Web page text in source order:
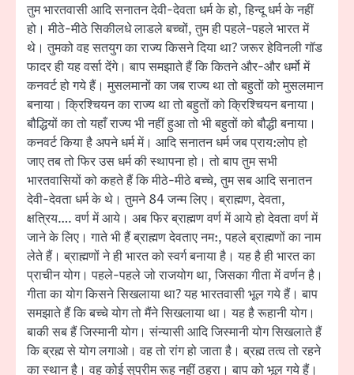
तुम भारतवासी आदि सनातन देवी-देवता धर्म के हो, हिन्दू धर्म के नहीं
हो। मीठे-मीठे सिकीलधे लाडले बच्चों, तुम ही पहले-पहले भारत में
थे। तुमको वह सतयुग का राज्य किसने दिया था? जरूर हेविनली गॉड
फादर ही यह वर्सा देंगे। बाप समझाते हैं कि कितने और-और धर्मो में
कनवर्ट हो गये हैं। मुसलमानों का जब राज्य था तो बहुतों को मुसलमान
बनाया। क्रिश्चियन का राज्य था तो बहुतों को क्रिश्चियन बनाया।
बौद्धियों का तो यहाँ राज्य भी नहीं हुआ तो भी बहुतों को बौद्धी बनाया।
कनवर्ट किया है अपने धर्म में। आदि सनातन धर्म जब प्राय:लोप हो
जाए तब तो फिर उस धर्म की स्थापना हो। तो बाप तुम सभी
भारतवासियों को कहते हैं कि मीठे-मीठे बच्चे, तुम सब आदि सनातन
देवी-देवता धर्म के थे। तुमने 84 जन्म लिए। ब्राह्मण, देवता,
क्षत्रिय…. वर्ण में आये। अब फिर ब्राह्मण वर्ण में आये हो देवता वर्ण में
जाने के लिए। गाते भी हैं ब्राह्मण देवताए नम:, पहले ब्राह्मणों का नाम
लेते हैं। ब्राह्मणों ने ही भारत को स्वर्ग बनाया है। यह है ही भारत का
प्राचीन योग। पहले-पहले जो राजयोग था, जिसका गीता में वर्णन है।
गीता का योग किसने सिखलाया था? यह भारतवासी भूल गये हैं। बाप
समझाते हैं कि बच्चे योग तो मैंने सिखलाया था। यह है रूहानी योग।
बाकी सब हैं जिस्मानी योग। संन्यासी आदि जिस्मानी योग सिखलाते हैं
कि ब्रह्म से योग लगाओ। वह तो रांग हो जाता है। ब्रह्म तत्व तो रहने
का स्थान है। वह कोई सुप्रीम रूह नहीं ठहरा। बाप को भूल गये हैं।